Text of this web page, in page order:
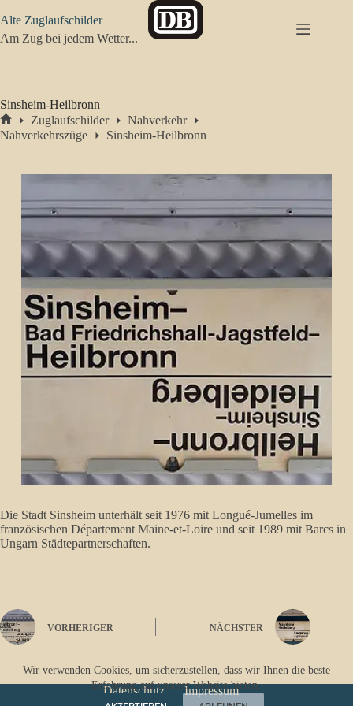
Inhalt
springen
Wir verwenden Cookies, um sicherzustellen, dass wir Ihnen die beste
Erfahrung auf unserer Website bieten.
Alte Zuglaufschilder
Am Zug bei jedem Wetter...
Sinsheim-Heilbronn
Start
Zuglaufschilder
Nahverkehr
Nahverkehrszüge
Sinsheim-Heilbronn
Die Stadt Sinsheim unterhält seit 1976 mit Longué-Jumelles im
französischen Département Maine-et-Loire und seit 1989 mit Barcs in
Ungarn Städtepartnerschaften.
VORHERIGER NÄCHSTER
Datenschutz Impressum